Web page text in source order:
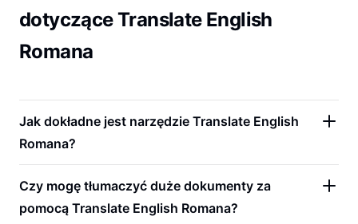
dotyczące Translate English
Romana
Jak dokładne jest narzędzie Translate English
Romana?
Czy mogę tłumaczyć duże dokumenty za
pomocą Translate English Romana?